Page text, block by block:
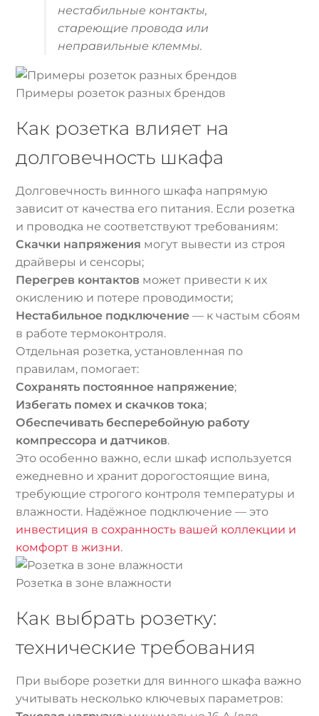
нестабильные контакты,
стареющие провода или
неправильные клеммы.
Примеры розеток разных брендов
Как розетка влияет на
долговечность шкафа
Долговечность винного шкафа напрямую
зависит от качества его питания. Если розетка
и проводка не соответствуют требованиям:
Скачки напряжения могут вывести из строя
драйверы и сенсоры;
Перегрев контактов может привести к их
окислению и потере проводимости;
Нестабильное подключение — к частым сбоям
в работе термоконтроля.
Отдельная розетка, установленная по
правилам, помогает:
Сохранять постоянное напряжение;
Избегать помех и скачков тока;
Обеспечивать бесперебойную работу
компрессора и датчиков.
Это особенно важно, если шкаф используется
ежедневно и хранит дорогостоящие вина,
требующие строгого контроля температуры и
влажности. Надёжное подключение — это
инвестиция в сохранность вашей коллекции и
комфорт в жизни.
Розетка в зоне влажности
Как выбрать розетку:
технические требования
При выборе розетки для винного шкафа важно
учитывать несколько ключевых параметров: